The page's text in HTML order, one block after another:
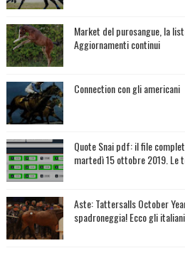
Market del purosangue, la
Aggiornamenti continui
Connection con gli americani
Quote Snai pdf: il file
martedì 15 ottobre 2019. Le
Aste: Tattersalls October
spadroneggia! Ecco gli italiani..